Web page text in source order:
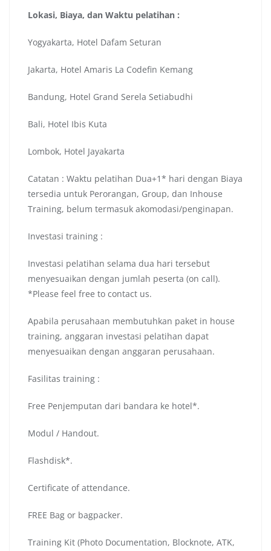
Lokasi, Biaya, dan Waktu pelatihan :
Yogyakarta, Hotel Dafam Seturan
Jakarta, Hotel Amaris La Codefin Kemang
Bandung, Hotel Grand Serela Setiabudhi
Bali, Hotel Ibis Kuta
Lombok, Hotel Jayakarta
Catatan : Waktu pelatihan Dua+1* hari dengan Biaya
tersedia untuk Perorangan, Group, dan Inhouse
Training, belum termasuk akomodasi/penginapan.
Investasi training :
Investasi pelatihan selama dua hari tersebut
menyesuaikan dengan jumlah peserta (on call).
*Please feel free to contact us.
Apabila perusahaan membutuhkan paket in house
training, anggaran investasi pelatihan dapat
menyesuaikan dengan anggaran perusahaan.
Fasilitas training :
Free Penjemputan dari bandara ke hotel*.
Modul / Handout.
Flashdisk*.
Certificate of attendance.
FREE Bag or bagpacker.
Training Kit (Photo Documentation, Blocknote, ATK,